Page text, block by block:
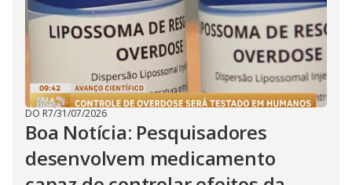
DO R7/31/07/2026
Boa Notícia: Pesquisadores
desenvolvem medicamento